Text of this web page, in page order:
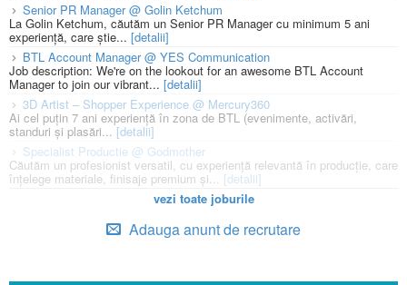
Senior PR Manager @ Golin Ketchum
La Golin Ketchum, căutăm un Senior PR Manager cu minimum 5 ani
experiență, care știe... [detalii]
BTL Account Manager @ YES Communication
Job description: We're on the lookout for an awesome BTL Account
Manager to join our vibrant... [detalii]
3D Artist – Shopper Experience @ Mercury360
Ai cel puțin 7 ani experiență în zona de BTL (evenimente, activări,
standuri și plasări... [detalii]
Specialist Productie @ Godmother
Căutăm un profesionist versatil, cu experiență relevantă în producție, care
înțelege materiale, finisaje premium și... [detalii]
vezi toate joburile
Adauga anunt de recrutare